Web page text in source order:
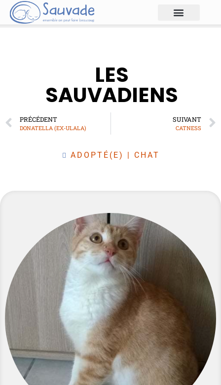
LES
SAUVADIENS
PRÉCÉDENT
DONATELLA (EX-ULALA)
SUIVANT
CATNESS
ADOPTÉ(E) | CHAT